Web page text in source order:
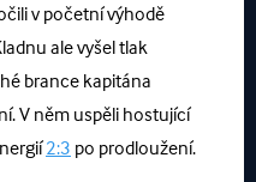
v početní výhodě
ale vyšel tlak
brance kapitána
V něm uspěli hostující
2:3 po prodloužení.